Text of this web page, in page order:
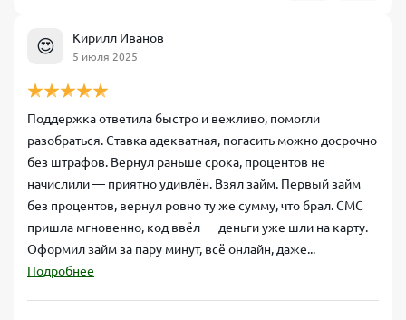
😍 Кирилл Иванов
5 июля 2025
Поддержка ответила быстро и вежливо, помогли
разобраться. Ставка адекватная, погасить можно досрочно
без штрафов. Вернул раньше срока, процентов не
начислили — приятно удивлён. Взял займ. Первый займ
без процентов, вернул ровно ту же сумму, что брал. СМС
пришла мгновенно, код ввёл — деньги уже шли на карту.
Оформил займ за пару минут, всё онлайн, даже...
Подробнее